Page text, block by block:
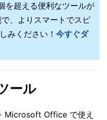
を超える便利なツールが
、よりスマートでスピ
みください！ 今すぐダ
ール
Microsoft Office で使え